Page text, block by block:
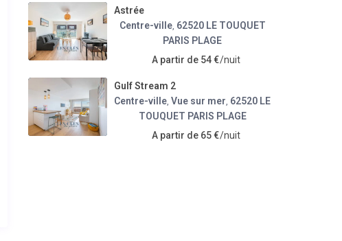
Astrée
Centre-ville, 62520 LE TOUQUET
PARIS PLAGE
A partir de 54 €/nuit
Gulf Stream 2
Centre-ville Vue sur mer 62520 LE
TOUQUET PARIS PLAGE
A partir de 65 €/nuit